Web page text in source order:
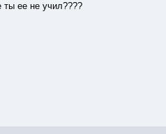
ты ее не учил????